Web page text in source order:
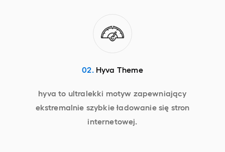
02. Hyva Theme
hyva to ultralekki motyw zapewniający
ekstremalnie szybkie ładowanie się stron
internetowej.